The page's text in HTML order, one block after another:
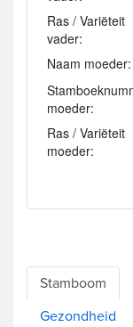
Ras / Variëteit
vader:
Naam moeder:
moeder:
Ras / Variëteit
moeder:
Stamboom
Gezondheid